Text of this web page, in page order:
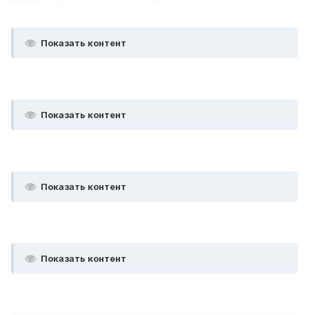
Показать контент
Показать контент
Показать контент
Показать контент